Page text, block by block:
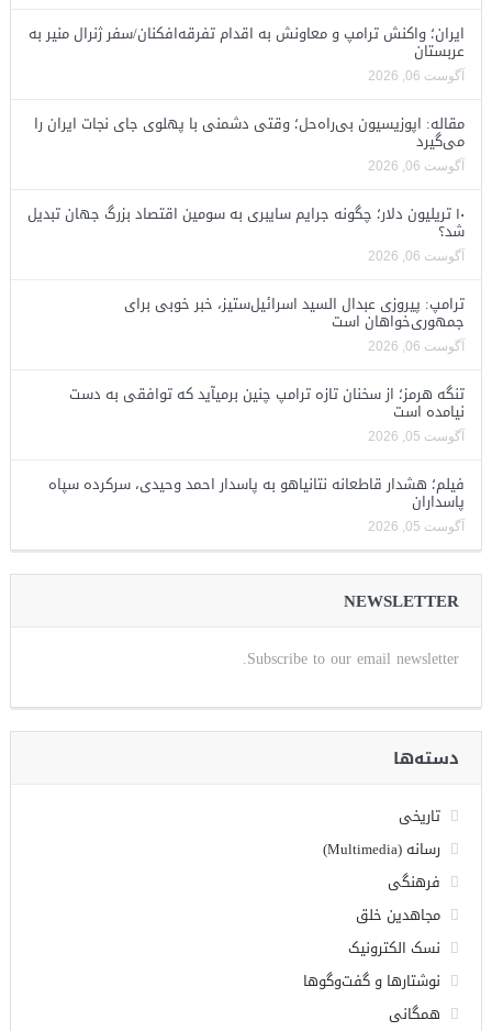
ایران؛ واکنش ترامپ و معاونش به اقدام تفرقه‌افکنان/سفر ژنرال منیر به
عربستان
آگوست 06, 2026
مقاله: اپوزیسیون بی‌راه‌حل؛ وقتی دشمنی با پهلوی جای نجات ایران را
می‌گیرد
آگوست 06, 2026
۱۰ تریلیون دلار؛ چگونه جرایم سایبری به سومین اقتصاد بزرگ جهان تبدیل
شد؟
آگوست 06, 2026
ترامپ: پیروزی عبدال السید اسرائیل‌ستیز، خبر خوبی برای
جمهوری‌خواهان است
آگوست 06, 2026
تنگه هرمز؛ از سخنان تازه ترامپ چنین برمیآید که توافقی به دست
نیامده است
آگوست 05, 2026
فیلم؛ هشدار قاطعانه نتانیاهو به پاسدار احمد وحیدی، سرکرده سپاه
پاسداران
آگوست 05, 2026
NEWSLETTER
Subscribe to our email newsletter.
دسته‌ها
تاریخی
رسانه (Multimedia)
فرهنگی
مجاهدین خلق
نسک الکترونیک
نوشتارها و گفت‌وگوها
همگانی